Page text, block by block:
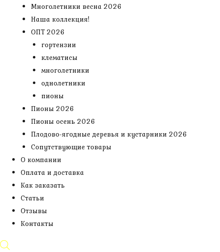
Многолетники весна 2026
Наша коллекция!
ОПТ 2026
гортензии
клематисы
многолетники
однолетники
пионы
Пионы 2026
Пионы осень 2026
Плодово-ягодные деревья и кустарники 2026
Сопутствующие товары
О компании
Оплата и доставка
Как заказать
Статьи
Отзывы
Контакты